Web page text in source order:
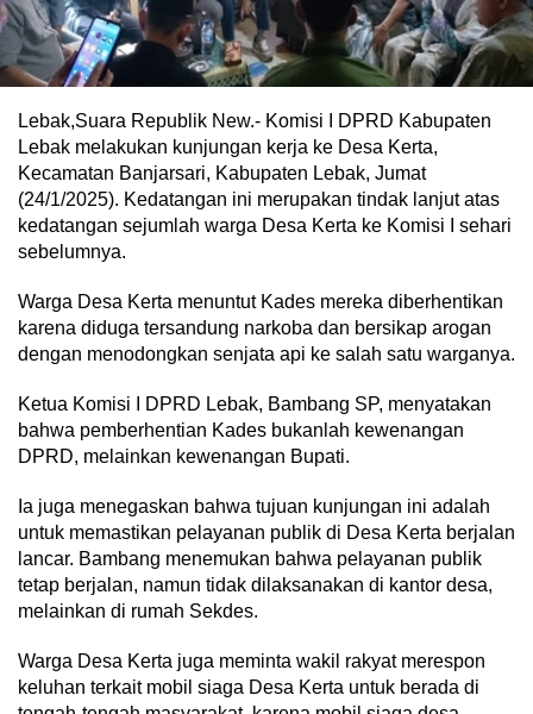
Lebak,Suara Republik New.- Komisi I DPRD Kabupaten
Lebak melakukan kunjungan kerja ke Desa Kerta,
Kecamatan Banjarsari, Kabupaten Lebak, Jumat
(24/1/2025). Kedatangan ini merupakan tindak lanjut atas
kedatangan sejumlah warga Desa Kerta ke Komisi I sehari
sebelumnya.
Warga Desa Kerta menuntut Kades mereka diberhentikan
karena diduga tersandung narkoba dan bersikap arogan
dengan menodongkan senjata api ke salah satu warganya.
Ketua Komisi I DPRD Lebak, Bambang SP, menyatakan
bahwa pemberhentian Kades bukanlah kewenangan
DPRD, melainkan kewenangan Bupati.
Ia juga menegaskan bahwa tujuan kunjungan ini adalah
untuk memastikan pelayanan publik di Desa Kerta berjalan
lancar. Bambang menemukan bahwa pelayanan publik
tetap berjalan, namun tidak dilaksanakan di kantor desa,
melainkan di rumah Sekdes.
Warga Desa Kerta juga meminta wakil rakyat merespon
keluhan terkait mobil siaga Desa Kerta untuk berada di